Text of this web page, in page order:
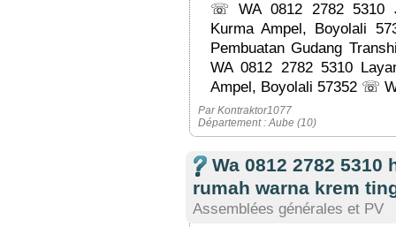
☏ WA 0812 2782 5310
Kurma Ampel, Boyolali
Pembuatan Gudang
WA 0812 2782 5310
Ampel, Boyolali 57352 ☏
Par Kontraktor1077
Département : Aube (10)
Wa 0812 2782
rumah warna krem
Assemblées générales et PV